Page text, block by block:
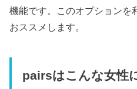
機能です。このオプションを
おススメします。
pairsはこんな女性